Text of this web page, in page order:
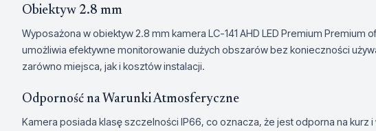
Obiektyw 2.8 mm
Wyposażona w obiektyw 2.8 mm kamera LC-141 AHD LED Premium Premium
umożliwia efektywne monitorowanie dużych obszarów bez konieczności
zarówno miejsca, jak i kosztów instalacji.
Odporność na Warunki Atmosferyczne
Kamera posiada klasę szczelności IP66, co oznacza, że jest odporna na kurz